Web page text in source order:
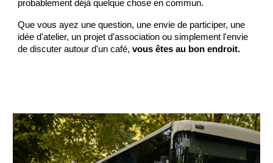
probablement déjà quelque chose en commun.
Que vous ayez une question, une envie de participer, une
idée d'atelier, un projet d'association ou simplement l'envie
de discuter autour d'un café,vous êtes au bon endroit.